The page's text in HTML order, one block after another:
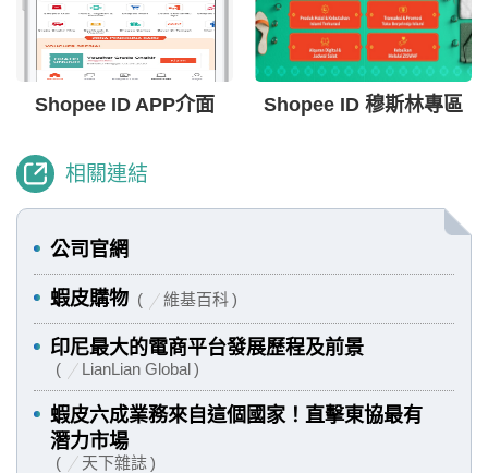
Shopee ID APP介面 Shopee ID 穆斯林專區
相關連結
公司官網
蝦皮購物 維基百科
印尼最大的電商平台發展歷程及前景
LianLian Global
蝦皮六成業務來自這個國家！直擊東協最有
潛力市場
天下雜誌